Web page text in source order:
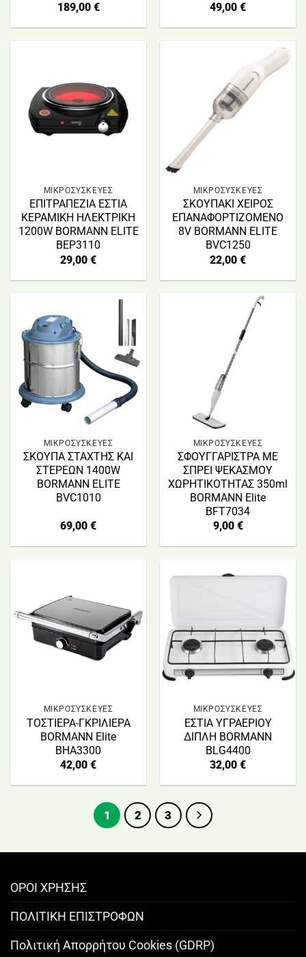
189,00 € 49,00 €
ΜΙΚΡΟΣΥΣΚΕΥΕΣ
ΕΠΙΤΡΑΠΕΖΙΑ ΕΣΤΙΑ
ΚΕΡΑΜΙΚΗ ΗΛΕΚΤΡΙΚΗ
1200W BORMANN ELITE
BEP3110
29,00 €
ΜΙΚΡΟΣΥΣΚΕΥΕΣ
ΣΚΟΥΠΑΚΙ ΧΕΙΡΟΣ
ΕΠΑΝΑΦΟΡΤΙΖΟΜΕΝΟ
8V BORMANN ELITE
BVC1250
22,00 €
ΜΙΚΡΟΣΥΣΚΕΥΕΣ
ΣΚΟΥΠΑ ΣΤΑΧΤΗΣ ΚΑΙ
ΣΤΕΡΕΩΝ 1400W
BORMANN ELITE
BVC1010
69,00 €
ΜΙΚΡΟΣΥΣΚΕΥΕΣ
ΣΦΟΥΓΓΑΡΙΣΤΡΑ ΜΕ
ΣΠΡΕΙ ΨΕΚΑΣΜΟΥ
ΧΩΡΗΤΙΚΟΤΗΤΑΣ 350ml
BORMANN Elite
BFT7034
9,00 €
ΜΙΚΡΟΣΥΣΚΕΥΕΣ
ΤΟΣΤΙΕΡΑ-ΓΚΡΙΛΙΕΡΑ
BORMANN Elite
BHA3300
42,00 €
ΜΙΚΡΟΣΥΣΚΕΥΕΣ
ΕΣΤΙΑ ΥΓΡΑΕΡΙΟΥ
ΔΙΠΛΗ BORMANN
BLG4400
32,00 €
1 2 3
ΟΡΟΙ ΧΡΗΣΗΣ
ΠΟΛΙΤΙΚΗ ΕΠΙΣΤΡΟΦΩΝ
Πολιτική Απορρήτου Cookies (GDRP)